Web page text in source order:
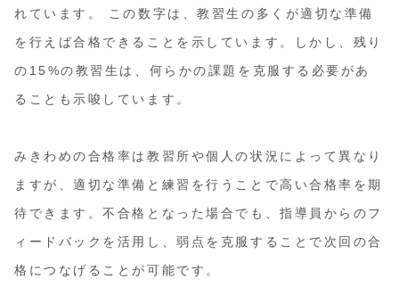
れています。 この数字は、教習生の多くが適切な準備
を行えば合格できることを示しています。しかし、残り
の15%の教習生は、何らかの課題を克服する必要があ
ることも示唆しています。
みきわめの合格率は教習所や個人の状況によって異なり
ますが、適切な準備と練習を行うことで高い合格率を期
待できます。不合格となった場合でも、指導員からのフ
ィードバックを活用し、弱点を克服することで次回の合
格につなげることが可能です。